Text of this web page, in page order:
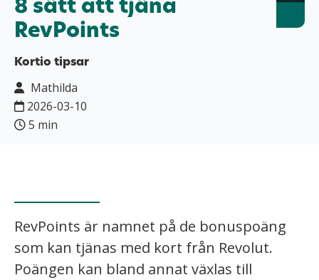
8 sätt att tjäna
RevPoints
Kortio tipsar
Mathilda
2026-03-10
5 min
RevPoints är namnet på de bonuspoäng
som kan tjänas med kort från Revolut.
Poängen kan bland annat växlas till